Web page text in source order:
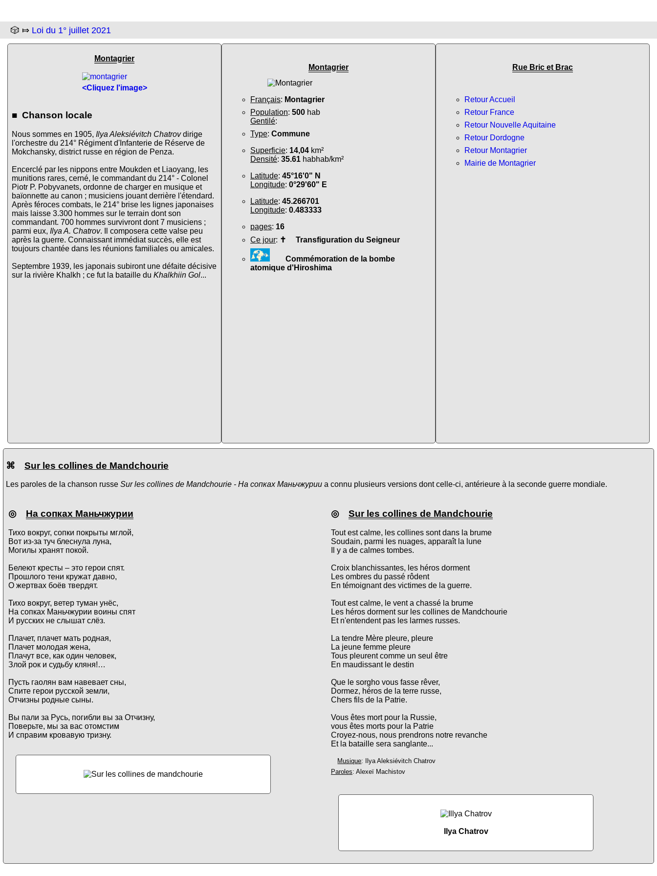
🎲 ⤇ Loi du 1° juillet 2021
Montagrier
<Cliquez l'image>
■ Chanson locale
Nous sommes en 1905, Ilya Aleksiévitch Chatrovdirige
l'orchestre du 214° Régiment d'Infanterie de Réserve de
Mokchansky, district russe en région de Penza.
Encerclé par les nippons entre Moukden et Liaoyang, les
munitions rares, cerné, le commandant du 214° - Colonel
Piotr P. Pobyvanets, ordonne de charger en musique et
baïonnette au canon ; musiciens jouant derrière l'étendard.
Après féroces combats, le 214° brise les lignes japonaises
mais laisse 3.300 hommes sur le terrain dont son
commandant. 700 hommes survivront dont 7 musiciens ;
parmi eux, Ilya A. Chatrov. Il composera cette valse peu
après la guerre. Connaissant immédiat succès, elle est
toujours chantée dans les réunions familiales ou amicales.
Septembre 1939, les japonais subiront une défaite décisive
sur la rivière Khalkh ; ce fut la bataille du Khalkhiin Gol...
Montagrier
Français: Montagrier
Population: 500 hab
Gentilé:
Type: Commune
Superficie: 14,04 km²
Densité: 35.61 habhab/km²
Latitude: 45°16'0" N
Longitude: 0°29'60" E
Latitude: 45.266701
Longitude: 0.483333
pages: 16
Ce jour: ✝ Transfiguration du Seigneur
Commémoration de la bombe
atomique d'Hiroshima
Rue Bric et Brac
Retour Accueil
Retour France
Retour Nouvelle Aquitaine
Retour Dordogne
Retour Montagrier
Mairie de Montagrier
⌘ Sur les collines de Mandchourie
Les paroles de la chanson russe Sur les collines de Mandchourie - На сопках Маньчжурии a connu plusieurs versions dont celle-ci, antérieure à la seconde guerre mondiale.
◎ На сопках Маньчжурии
Тихо вокруг, сопки покрыты мглой,
Вот из-за туч блеснула луна,
Могилы хранят покой.
Белеют кресты – это герои спят.
Прошлого тени кружат давно,
О жертвах боёв твердят.
Тихо вокруг, ветер туман унёс,
На сопках Маньчжурии воины спят
И русских не слышат слёз.
Плачет, плачет мать родная,
Плачет молодая жена,
Плачут все, как один человек,
Злой рок и судьбу кляня!…
Пусть гаолян вам навевает сны,
Спите герои русской земли,
Отчизны родные сыны.
Вы пали за Русь, погибли вы за Отчизну,
Поверьте, мы за вас отомстим
И справим кровавую тризну.
◎ Sur les collines de Mandchourie
Tout est calme, les collines sont dans la brume
Soudain, parmi les nuages, apparaît la lune
Il y a de calmes tombes.
Croix blanchissantes, les héros dorment
Les ombres du passé rôdent
En témoignant des victimes de la guerre.
Tout est calme, le vent a chassé la brume
Les héros dorment sur les collines de Mandchourie
Et n'entendent pas les larmes russes.
La tendre Mère pleure, pleure
La jeune femme pleure
Tous pleurent comme un seul être
En maudissant le destin
Que le sorgho vous fasse rêver,
Dormez, héros de la terre russe,
Chers fils de la Patrie.
Vous êtes mort pour la Russie,
vous êtes morts pour la Patrie
Croyez-nous, nous prendrons notre revanche
Et la bataille sera sanglante...
Musique: Ilya Aleksiévitch Chatrov
Paroles: Alexeï Machistov
Ilya Chatrov